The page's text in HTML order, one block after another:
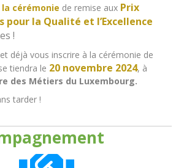
cérémonie de remise aux Prix
pour la Qualité et l’Excellence
!
déjà vous inscrire à la cérémonie de
tiendra le 20 novembre 2024, à
des Métiers du Luxembourg.
tarder !